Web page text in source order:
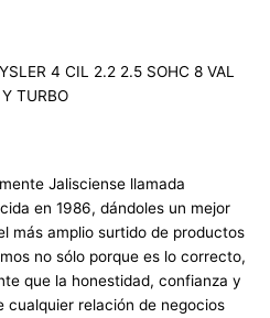
4 CIL 2.2 2.5 SOHC 8 VAL
TURBO
Jalisciense llamada
en 1986, dándoles un mejor
más amplio surtido de productos
no sólo porque es lo correcto,
que la honestidad, confianza y
cualquier relación de negocios